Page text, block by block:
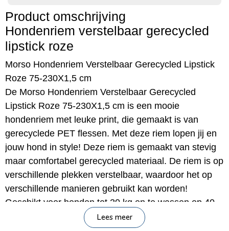
Product omschrijving
Hondenriem verstelbaar gerecycled
lipstick roze
Morso Hondenriem Verstelbaar Gerecycled Lipstick
Roze 75-230X1,5 cm
De Morso Hondenriem Verstelbaar Gerecycled
Lipstick Roze 75-230X1,5 cm is een mooie
hondenriem met leuke print, die gemaakt is van
gerecyclede PET flessen. Met deze riem lopen jij en
jouw hond in style! Deze riem is gemaakt van stevig
maar comfortabel gerecycled materiaal. De riem is op
verschillende plekken verstelbaar, waardoor het op
verschillende manieren gebruikt kan worden!
Geschikt voor honden tot 20 kg en te wassen op 40
Lees meer